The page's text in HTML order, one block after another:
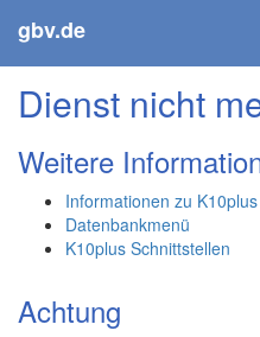
gbv.de
Dienst nicht
Weitere
Informationen zu K10plus
Datenbankmenü
K10plus Schnittstellen
Achtung